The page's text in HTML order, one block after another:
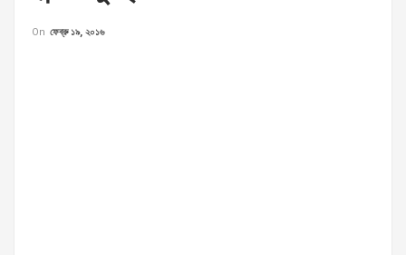
On ফেব্রু ১৯, ২০১৬